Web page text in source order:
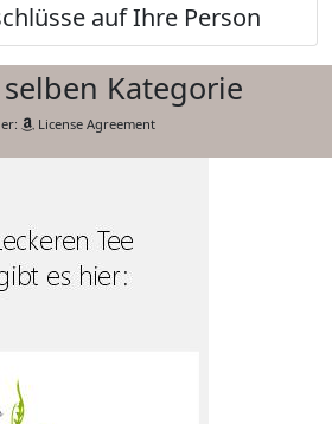
auf Ihre Person
Kategorie
License Agreement